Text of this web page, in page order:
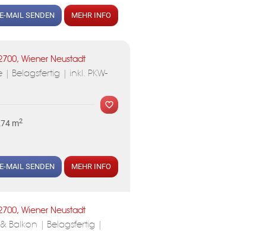
MER
MER
MAIL SENDEN MEHR INFO
Wiener Neustadt
Belagsfertig | inkl. PKW-
m2
MAIL SENDEN MEHR INFO
Wiener Neustadt
Balkon | Belagsfertig |